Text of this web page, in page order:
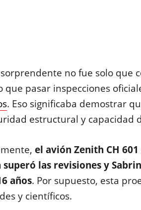
no fue solo que
que pasar inspecciones
. Eso significaba demostrar
estructural y capacidad
el avión Zenith CH
superó las revisiones y
años. Por supuesto, esta
y científicos.